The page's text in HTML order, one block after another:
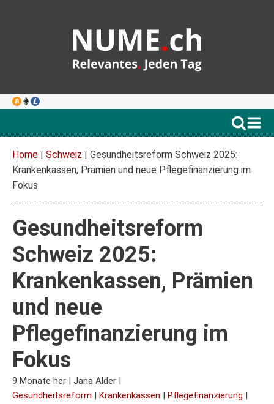
Home | Schweiz | Gesundheitsreform Schweiz 2025:
Krankenkassen, Prämien und neue Pflegefinanzierung im
Fokus
Gesundheitsreform
Schweiz 2025:
Krankenkassen, Prämien
und neue
Pflegefinanzierung im
Fokus
9 Monate her | Jana Alder |
Gesundheitsreform | Krankenkassen | Pflegefinanzierung |